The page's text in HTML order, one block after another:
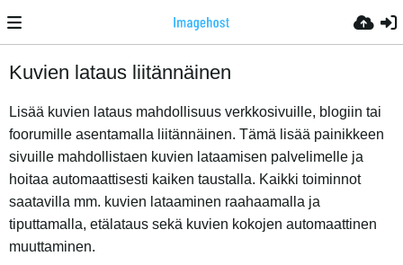
Kuvien lataus liitännäinen
Lisää kuvien lataus mahdollisuus verkkosivuille, blogiin tai
foorumille asentamalla liitännäinen. Tämä lisää painikkeen
sivuille mahdollistaen kuvien lataamisen palvelimelle ja
hoitaa automaattisesti kaiken taustalla. Kaikki toiminnot
saatavilla mm. kuvien lataaminen raahaamalla ja
tiputtamalla, etälataus sekä kuvien kokojen automaattinen
muuttaminen.